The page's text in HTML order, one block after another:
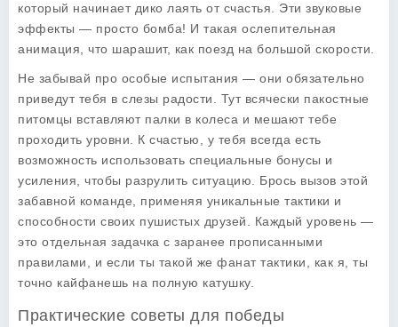
который начинает дико лаять от счастья. Эти звуковые
эффекты — просто бомба! И такая ослепительная
анимация, что шарашит, как поезд на большой скорости.
Не забывай про особые испытания — они обязательно
приведут тебя в слезы радости. Тут всячески пакостные
питомцы вставляют палки в колеса и мешают тебе
проходить уровни. К счастью, у тебя всегда есть
возможность использовать специальные бонусы и
усиления, чтобы разрулить ситуацию. Брось вызов этой
забавной команде, применяя уникальные тактики и
способности своих пушистых друзей. Каждый уровень —
это отдельная задачка с заранее прописанными
правилами, и если ты такой же фанат тактики, как я, ты
точно кайфанешь на полную катушку.
Практические советы для победы